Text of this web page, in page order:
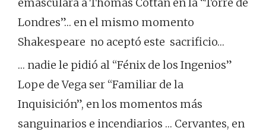
Londres”… en el mismo momento
Shakespeare no aceptó este sacrificio…
… nadie le pidió al “Fénix de los Ingenios”
Lope de Vega ser “Familiar de la
Inquisición”, en los momentos más
sanguinarios e incendiarios … Cervantes, en